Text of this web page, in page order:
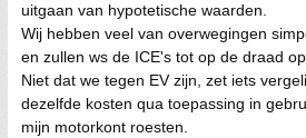
uitgaan van hypotetische waarden.
Wij hebben veel van overwegingen
en zullen ws de ICE's tot op de draad
Niet dat we tegen EV zijn, zet iets
dezelfde kosten qua toepassing in
mijn motorkont roesten.